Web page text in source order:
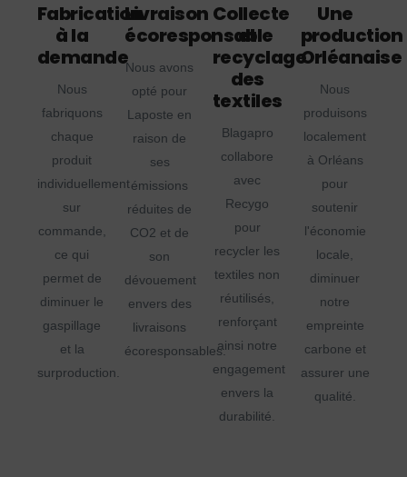
Fabrication
à la
demande
Nous
fabriquons
chaque
produit
individuellement
sur
commande,
ce qui
permet de
diminuer le
gaspillage
et la
surproduction.
Livraison
écoresponsable
Nous avons
opté pour
Laposte en
raison de
ses
émissions
réduites de
CO2 et de
son
dévouement
envers des
livraisons
écoresponsables.
Collecte
et
recyclage
des
textiles
Blagapro
collabore
avec
Recygo
pour
recycler les
textiles non
réutilisés,
renforçant
ainsi notre
engagement
envers la
durabilité.
Une
production
Orléanaise
Nous
produisons
localement
à Orléans
pour
soutenir
l'économie
locale,
diminuer
notre
empreinte
carbone et
assurer une
qualité.